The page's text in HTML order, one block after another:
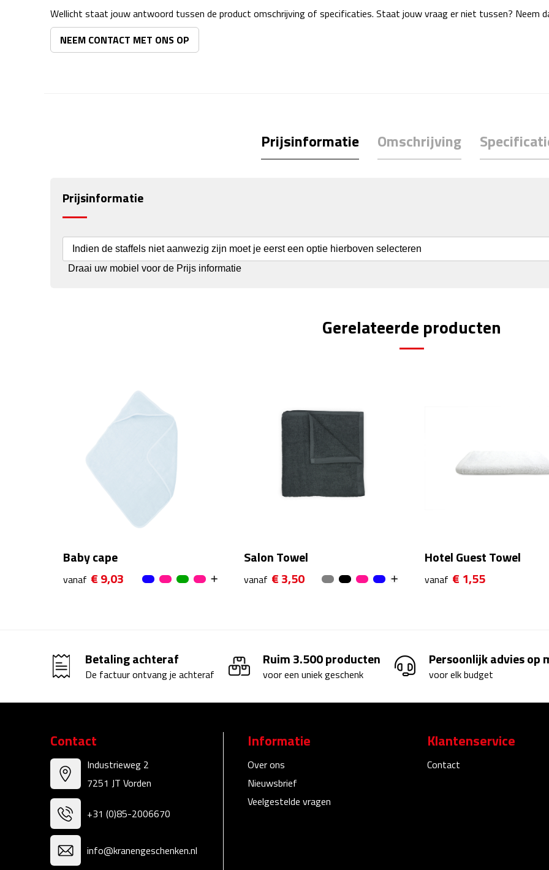
Wellicht staat jouw antwoord tussen de product omschrijving of specificaties. Staat jouw vraag er niet tussen? Neem
NEEM CONTACT MET ONS OP
Prijsinformatie Omschrijving
Prijsinformatie
Indien de staffels niet aanwezig zijn moet je eerst een optie hierboven selecteren
Draai uw mobiel voor de Prijs informatie
Gerelateerde producten
Baby cape
vanaf € 9,03
Salon Towel
vanaf € 3,50
Hotel Guest Towel
vanaf € 1,55
Betaling achteraf
De factuur ontvang je achteraf
Ruim 3.500 producten
voor een uniek geschenk
Persoonlijk advies op
voor elk budget
Contact
Industrieweg 2
7251 JT Vorden
+31 (0)85-2006670
info@kranengeschenken.nl
Informatie
Over ons
Nieuwsbrief
Veelgestelde vragen
Klantenservice
Contact